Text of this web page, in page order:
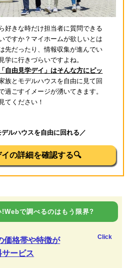
好きな時だけ担当者に質問できる
ですか？マイホームが欲しいとは
先だったり、情報収集が進んでい
学に行きづらいですよね。
自由見学デイ」はそんな方にピッ
族とモデルハウスを自由に見て回
過ごすイメージが湧いてきます。
てください！
ルハウスを自由に回れる／
の詳細を確認する🔍
!Webで調べるのはもう限界?
価格帯や特徴が
サービス
Click